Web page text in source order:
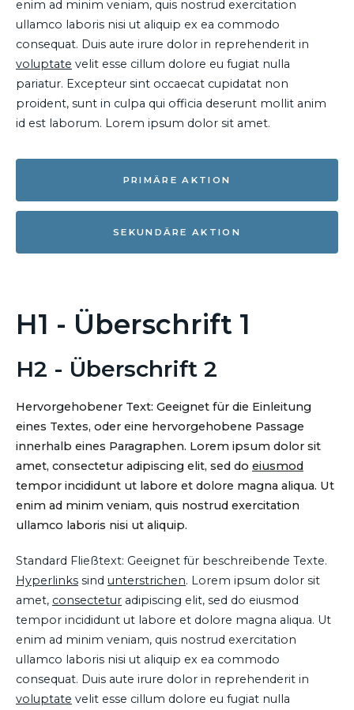
enim ad minim veniam, quis nostrud exercitation
ullamco laboris nisi ut aliquip ex ea commodo
consequat. Duis aute irure dolor in reprehenderit in
voluptate velit esse cillum dolore eu fugiat nulla
pariatur. Excepteur sint occaecat cupidatat non
proident, sunt in culpa qui officia deserunt mollit anim
id est laborum. Lorem ipsum dolor sit amet.
PRIMÄRE AKTION
SEKUNDÄRE AKTION
H1 - Überschrift 1
H2 - Überschrift 2
Hervorgehobener Text: Geeignet für die Einleitung
eines Textes, oder eine hervorgehobene Passage
innerhalb eines Paragraphen. Lorem ipsum dolor sit
amet, consectetur adipiscing elit, sed do eiusmod
tempor incididunt ut labore et dolore magna aliqua. Ut
enim ad minim veniam, quis nostrud exercitation
ullamco laboris nisi ut aliquip.
Standard Fließtext: Geeignet für beschreibende Texte.
Hyperlinks sind unterstrichen. Lorem ipsum dolor sit
amet, consectetur adipiscing elit, sed do eiusmod
tempor incididunt ut labore et dolore magna aliqua. Ut
enim ad minim veniam, quis nostrud exercitation
ullamco laboris nisi ut aliquip ex ea commodo
consequat. Duis aute irure dolor in reprehenderit in
voluptate velit esse cillum dolore eu fugiat nulla